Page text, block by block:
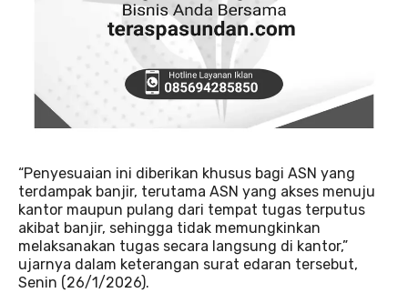
“Penyesuaian ini diberikan khusus bagi ASN yang
terdampak banjir, terutama ASN yang akses menuju
kantor maupun pulang dari tempat tugas terputus
akibat banjir, sehingga tidak memungkinkan
melaksanakan tugas secara langsung di kantor,”
ujarnya dalam keterangan surat edaran tersebut,
Senin (26/1/2026).